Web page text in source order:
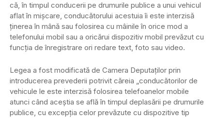
că, în timpul conducerii pe drumurile publice a unui vehicul
aflat în mişcare, conducătorului acestuia îi este interzisă
ţinerea în mână sau folosirea cu mâinile în orice mod a
telefonului mobil sau a oricărui dispozitiv mobil prevăzut cu
funcţia de înregistrare ori redare text, foto sau video.
Legea a fost modificată de Camera Deputaţilor prin
introducerea prevederii potrivit căreia „conducătorilor de
vehicule le este interzisă folosirea telefoanelor mobile
atunci când aceştia se află în timpul deplasării pe drumurile
publice, cu excepţia celor prevăzute cu dispozitive tip